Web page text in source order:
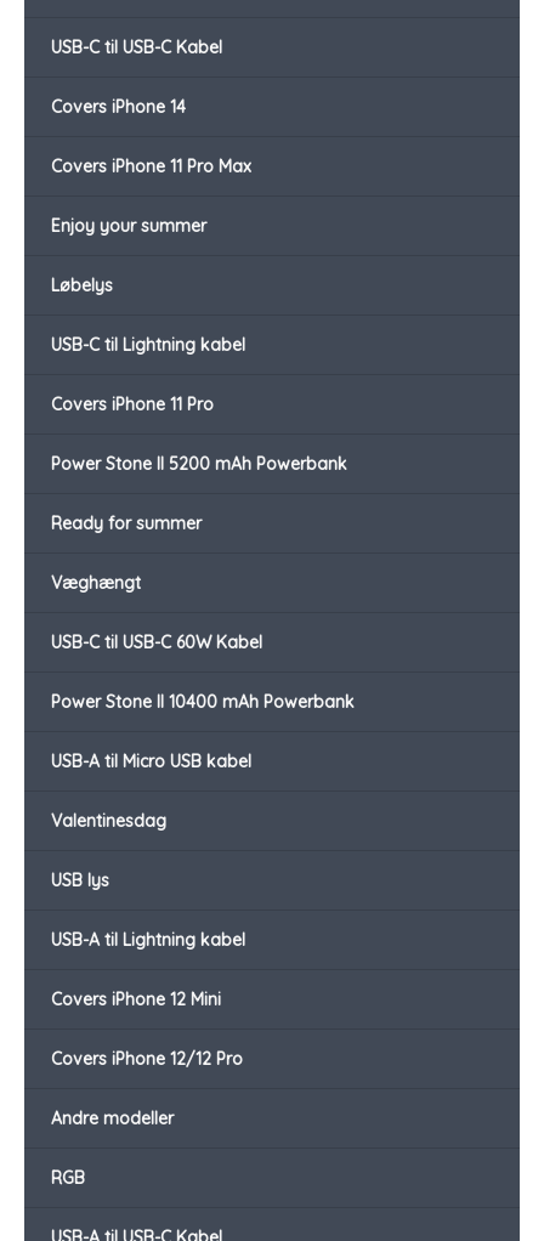
USB-C til USB-C Kabel
Covers iPhone 14
Covers iPhone 11 Pro Max
Enjoy your summer
Løbelys
USB-C til Lightning kabel
Covers iPhone 11 Pro
Power Stone II 5200 mAh Powerbank
Ready for summer
Væghængt
USB-C til USB-C 60W Kabel
Power Stone II 10400 mAh Powerbank
USB-A til Micro USB kabel
Valentinesdag
USB lys
USB-A til Lightning kabel
Covers iPhone 12 Mini
Covers iPhone 12/12 Pro
Andre modeller
RGB